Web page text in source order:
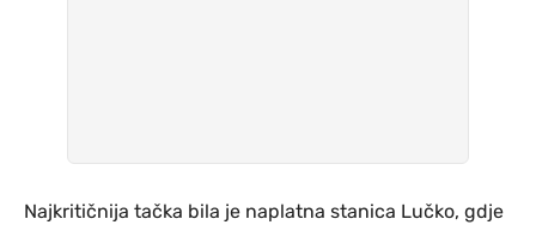
Najkritičnija tačka bila je naplatna stanica Lučko, gdje